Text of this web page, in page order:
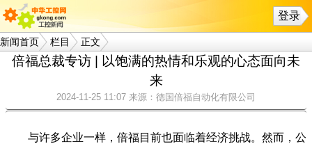
登录
新闻首页 栏目 正文
倍福总裁专访 | 以饱满的热情和乐观的心态面向未
来
2024-11-25 11:07 来源：德国倍福自动化有限公司
与许多企业一样，倍福目前也面临着经济挑战。然而，公